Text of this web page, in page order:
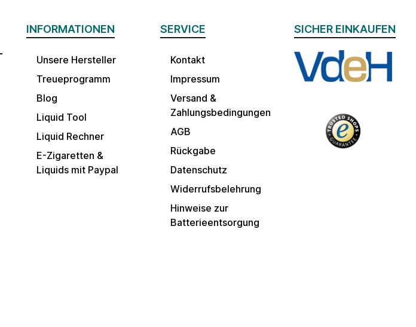
INFORMATIONEN
Unsere Hersteller
Treueprogramm
Blog
Liquid Tool
Liquid Rechner
E-Zigaretten &
Liquids mit Paypal
SERVICE
Kontakt
Impressum
Versand &
Zahlungsbedingungen
AGB
Rückgabe
Datenschutz
Widerrufsbelehrung
Hinweise zur
Batterieentsorgung
SICHER EINKAUFEN